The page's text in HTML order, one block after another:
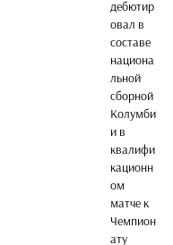
дебютир
овал в
составе
национа
льной
сборной
Колумби
и в
квалифи
кационн
ом
матче к
Чемпион
ату